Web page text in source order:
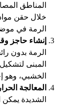
المناطق
خلال حقن
الرمة في
إنشاء حاجز
الرمة بدون
المبنى
الخشبي، وهو
المعالجة
الشديدة